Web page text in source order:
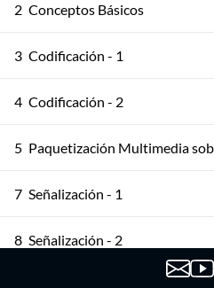
2 Conceptos Básicos
3 Codificación - 1
4 Codificación - 2
5 Paquetización Multimedia
7 Señalización - 1
8 Señalización - 2